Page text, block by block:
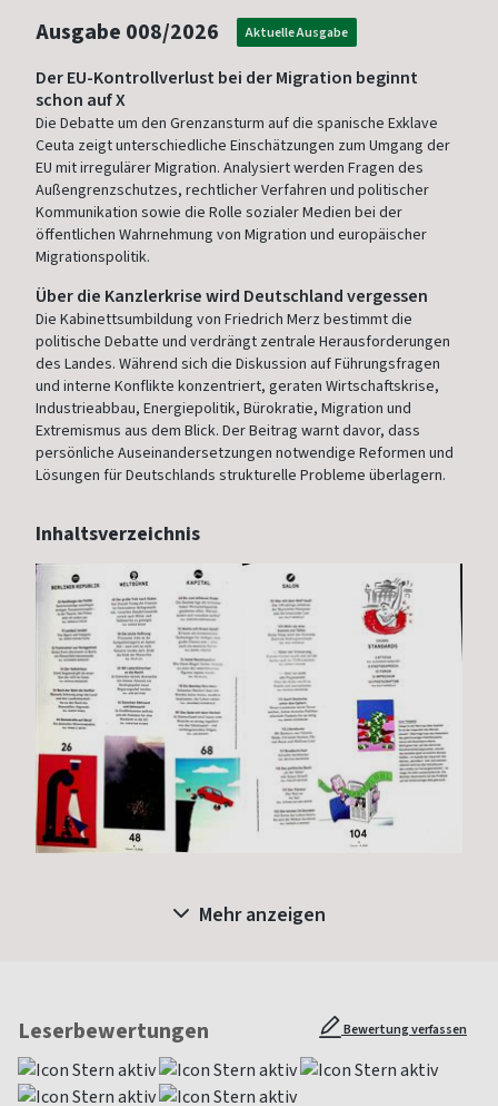
Ausgabe 008/2026 Aktuelle Ausgabe
Der EU-Kontrollverlust bei der Migration beginnt
schon auf X
Die Debatte um den Grenzansturm auf die spanische Exklave
Ceuta zeigt unterschiedliche Einschätzungen zum Umgang der
EU mit irregulärer Migration. Analysiert werden Fragen des
Außengrenzschutzes, rechtlicher Verfahren und politischer
Kommunikation sowie die Rolle sozialer Medien bei der
öffentlichen Wahrnehmung von Migration und europäischer
Migrationspolitik.
Über die Kanzlerkrise wird Deutschland vergessen
Die Kabinettsumbildung von Friedrich Merz bestimmt die
politische Debatte und verdrängt zentrale Herausforderungen
des Landes. Während sich die Diskussion auf Führungsfragen
und interne Konflikte konzentriert, geraten Wirtschaftskrise,
Industrieabbau, Energiepolitik, Bürokratie, Migration und
Extremismus aus dem Blick. Der Beitrag warnt davor, dass
persönliche Auseinandersetzungen notwendige Reformen und
Lösungen für Deutschlands strukturelle Probleme überlagern.
Inhaltsverzeichnis
Mehr anzeigen
Leserbewertungen Bewertung verfassen